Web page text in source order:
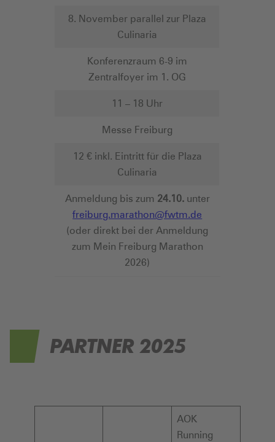
8. November parallel zur Plaza
Culinaria
Konferenzraum 6-9 im
Zentralfoyer im 1. OG
11 – 18 Uhr
Messe Freiburg
12 € inkl. Eintritt für die Plaza
Culinaria
Anmeldung bis zum 24.10. unter
freiburg.marathon@fwtm.de
(oder direkt bei der Anmeldung
zum Mein Freiburg Marathon
2026)
PARTNER 2025
AOK
Running